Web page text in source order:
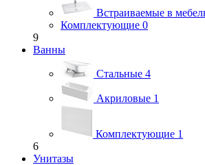
Встраиваемые в
Комплектующие 0
9
Ванны
Стальные 4
Акриловые 1
Комплектующие 1
6
Унитазы